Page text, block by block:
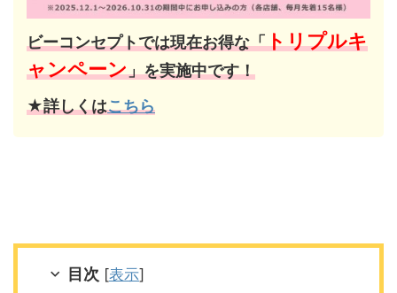
ビーコンセプトでは現在お得な「トリプルキ
ャンペーン」を実施中です！
★詳しくはこちら
目次 [表示]